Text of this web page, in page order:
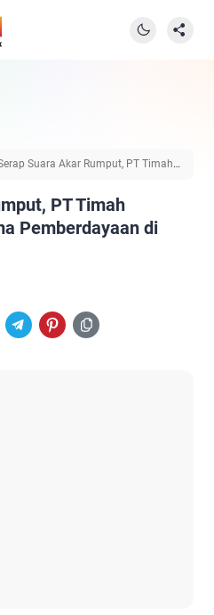
Suara Akar Rumput, PT Timah
PT Timah
Pemberdayaan di